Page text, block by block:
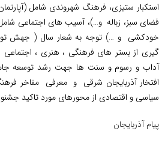
استکبار ستیزی، فرهنگ شهروندی شامل
فضای سبز، زباله و…)، آسیب های اجتماعی
خودکشی و …) توجه به شعار سال ( جهش
گیری از بستر های فرهنگی ، هنری ، اجتماعی
آداب و رسوم و سنت ها جهت رشد توسعه
افتخار آذربایجان شرقی و معرفی مفاخر
سیاسی و اقتصادی از محورهای مورد تاکید
پیام آذربایجان